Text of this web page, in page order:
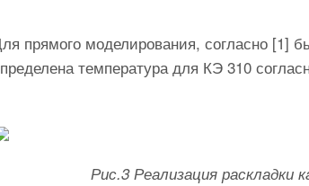
прямого моделирования, согласно [1]
температура для КЭ 310
Рис.3 Реализация